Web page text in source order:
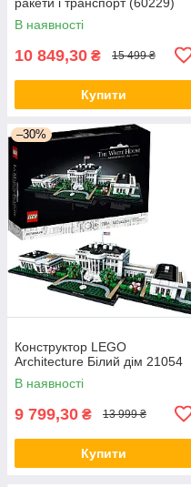
В наявності
10 849,30 ₴ 15 499 ₴
Купити
–30%
Конструктор LEGO
Architecture Білий дім 21054
В наявності
9 799,30 ₴ 13 999 ₴
Купити